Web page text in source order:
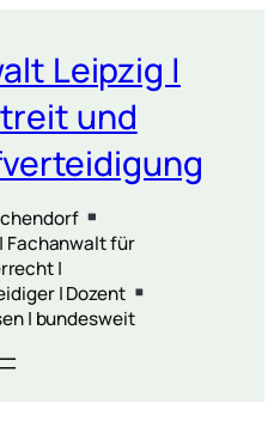
Leipzig |
und
Fachanwalt für
|
| Dozent
| bundesweit